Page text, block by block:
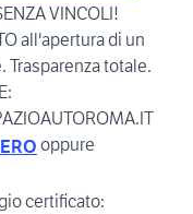
VINCOLI!
all'apertura di un
Trasparenza totale.
oppure
certificato: